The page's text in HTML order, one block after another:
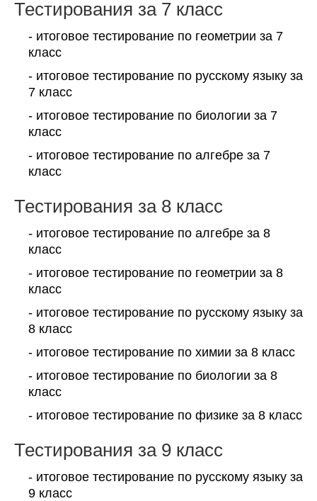
Тестирования за 7 класс
- итоговое тестирование по геометрии за 7
класс
- итоговое тестирование по русскому языку за
7 класс
- итоговое тестирование по биологии за 7
класс
- итоговое тестирование по алгебре за 7
класс
Тестирования за 8 класс
- итоговое тестирование по алгебре за 8
класс
- итоговое тестирование по геометрии за 8
класс
- итоговое тестирование по русскому языку за
8 класс
- итоговое тестирование по химии за 8 класс
- итоговое тестирование по биологии за 8
класс
- итоговое тестирование по физике за 8 класс
Тестирования за 9 класс
- итоговое тестирование по русскому языку за
9 класс